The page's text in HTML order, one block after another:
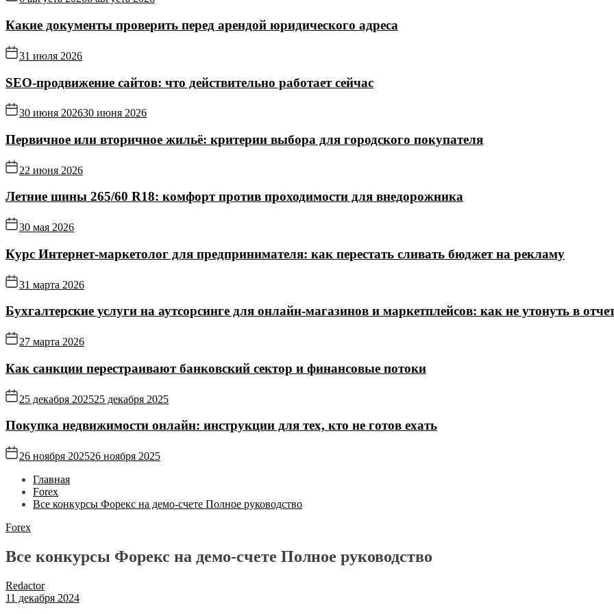
Какие документы проверить перед арендой юридического адреса
31 июля 2026
SEO-продвижение сайтов: что действительно работает сейчас
30 июня 202630 июня 2026
Первичное или вторичное жильё: критерии выбора для городского покупателя
22 июня 2026
Летние шины 265/60 R18: комфорт против проходимости для внедорожника
30 мая 2026
Курс Интернет‑маркетолог для предпринимателя: как перестать сливать бюджет на рекламу
31 марта 2026
Бухгалтерские услуги на аутсорсинге для онлайн‑магазинов и маркетплейсов: как не утонуть в
27 марта 2026
Как санкции перестраивают банковский сектор и финансовые потоки
25 декабря 202525 декабря 2025
Покупка недвижимости онлайн: инструкции для тех, кто не готов ехать
26 ноября 202526 ноября 2025
Главная
Forex
Все конкурсы Форекс на демо-счете Полное руководство
Forex
Все конкурсы Форекс на демо-счете Полное руководство
Redactor
11 декабря 2024